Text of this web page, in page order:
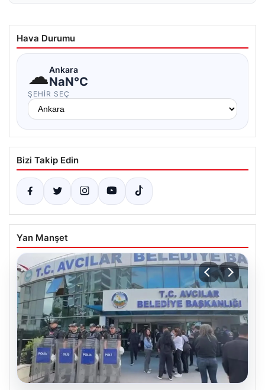
Hava Durumu
☁Ankara
NaN°C
ŞEHIR SEÇ
Bizi Takip Edin
Yan Manşet